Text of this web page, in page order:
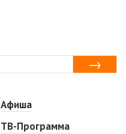
Афиша
ТВ-Программа